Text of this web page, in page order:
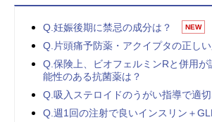
Q.妊娠後期に禁忌の成分は？ NEW
Q.片頭痛予防薬・アクイプタの正し
Q.保険上、ビオフェルミンRと併用が
能性のある抗菌薬は？
Q.吸入ステロイドのうがい指導で適
Q.週1回の注射で良いインスリン＋